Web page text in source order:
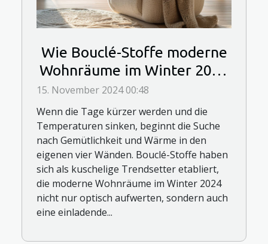
Wie Bouclé-Stoffe moderne
Wohnräume im Winter 2024
wärmen
15. November 2024 00:48
Wenn die Tage kürzer werden und die
Temperaturen sinken, beginnt die Suche
nach Gemütlichkeit und Wärme in den
eigenen vier Wänden. Bouclé-Stoffe haben
sich als kuschelige Trendsetter etabliert,
die moderne Wohnräume im Winter 2024
nicht nur optisch aufwerten, sondern auch
eine einladende...